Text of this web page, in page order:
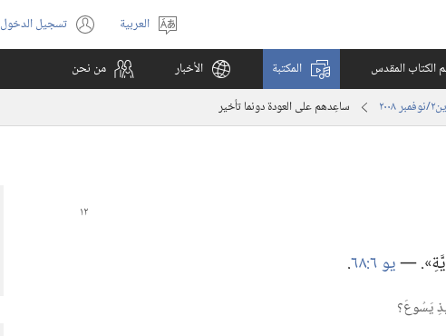
اختر
اللغة
العربية تسجيل الدخول
(يفتح
نافذة
الكتاب المقدس المكتبة الأخبار من نحن
ساعِدهم على العودة دونما تأخير
—‏يو ٦:‏٦٨ ‏.‏